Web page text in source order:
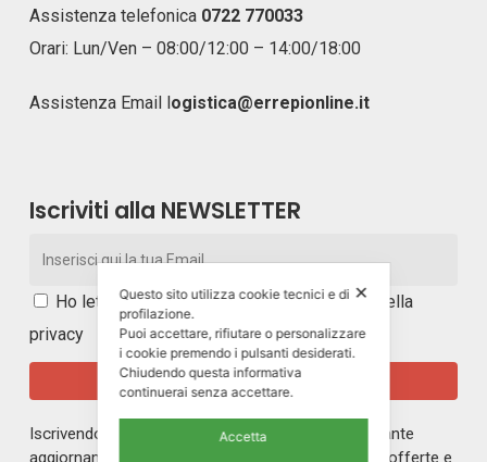
Assistenza telefonica 0722 770033
Orari: Lun/Ven – 08:00/12:00 – 14:00/18:00
Assistenza Email ogistica@errepionline.it
Iscriviti alla NEWSLETTER
Ho letto e accetto itermini e le condizioni della
privacy
Iscrivendoti alla nostra newsletter rimarrai in costante
✕
Questo sito utilizza cookie tecnici e di
profilazione.
Puoi accettare, rifiutare o personalizzare
i cookie premendo i pulsanti desiderati.
Chiudendo questa informativa
continuerai senza accettare.
Accetta